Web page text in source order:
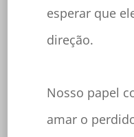
esperar que
direção.
Nosso papel
amar o